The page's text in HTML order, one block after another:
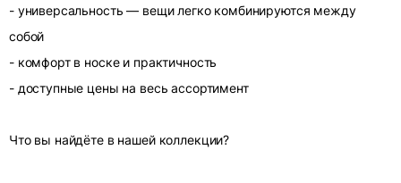
- универсальность — вещи легко комбинируются между
собой
- комфорт в носке и практичность
- доступные цены на весь ассортимент
Что вы найдёте в нашей коллекции?